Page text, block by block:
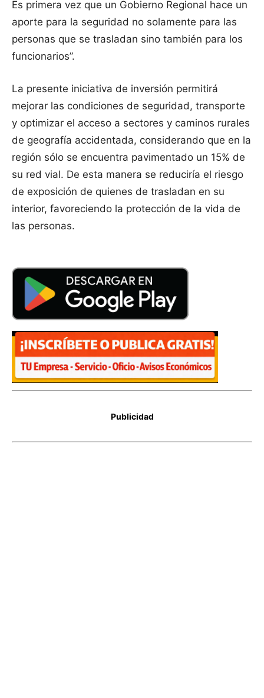
Es primera vez que un Gobierno Regional hace un
aporte para la seguridad no solamente para las
personas que se trasladan sino también para los
funcionarios”.
La presente iniciativa de inversión permitirá
mejorar las condiciones de seguridad, transporte
y optimizar el acceso a sectores y caminos rurales
de geografía accidentada, considerando que en la
región sólo se encuentra pavimentado un 15% de
su red vial. De esta manera se reduciría el riesgo
de exposición de quienes de trasladan en su
interior, favoreciendo la protección de la vida de
las personas.
Publicidad